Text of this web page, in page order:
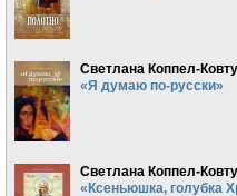
Светлана Коппел-
«Я думаю по-русски»
Светлана Коппел-
«Ксеньюшка, голубка